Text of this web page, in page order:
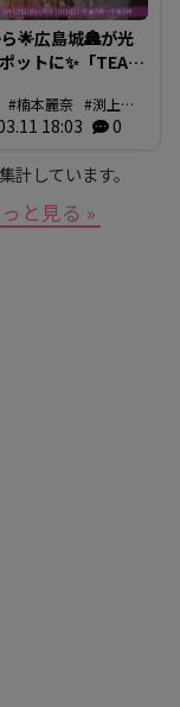
🌟広島城🏯が光
ットに✨「TEAM
動
】
楠本麗奈
渕上沙
乃佳 イマナマ
18:03 0
しています。
と見る »